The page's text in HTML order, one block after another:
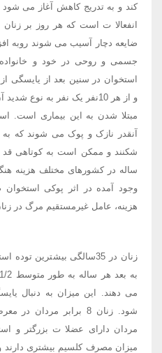
کند و به تدریج کاهش آغاز می شود
انفعالا ت است که هر روز بر
ضایعه دچار آسیب می شوند روبه
جسمی و روحی در خود و
مبتلا شدن به این بیماری است.
آنقدر نازک و پوک می شوند که
شکنند و ممکن است به کوتاهی قد
ساله در کشورهای مختلف هزینه
وجود آمده در اثر پوکی
هزینه، عامل غیرمستقیم مرگ در
زنان در 35سالگی بیشترین
شود. زنان 8 برابر
مردان دارای عضلا ت بزرگتر و